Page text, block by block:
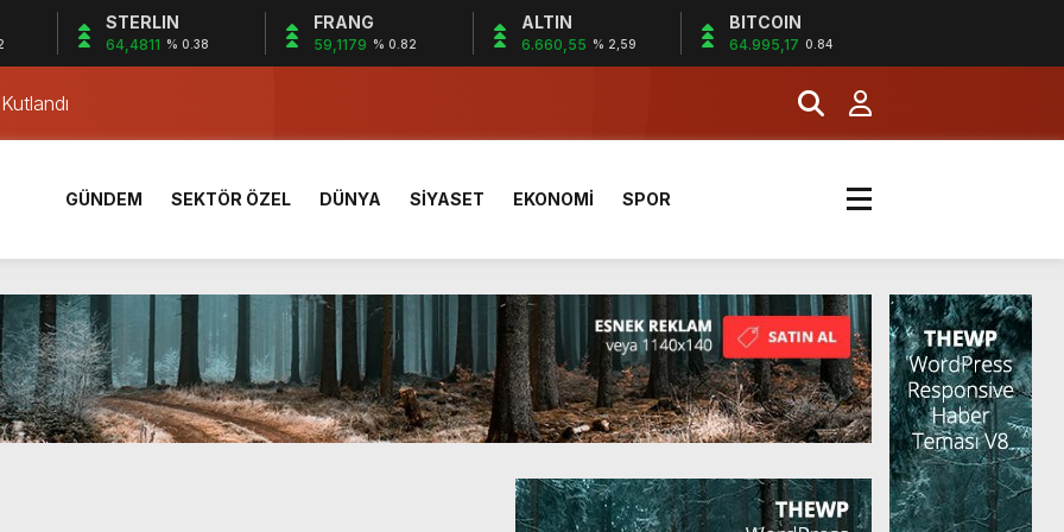
STERLIN
64,4811 % 0.38
FRANG
59,1179 % 0.82
ALTIN
6.660,55 % 2,59
BITCOIN
64.995,17 0.84
belirleyecek
Çilimli ilçesinde gerçekleşti
Coşkuyla Kutlandı
yıllık stat tarihe karışıyor
Bilir Ortaokulu’nda tanıtıldı
öncesi kampta tecrübe kazandı
3 Yaralı
Direğine Çarptı
belirleyecek
GÜNDEM SEKTÖR ÖZEL DÜNYA SİYASET EKONOMİ SPOR